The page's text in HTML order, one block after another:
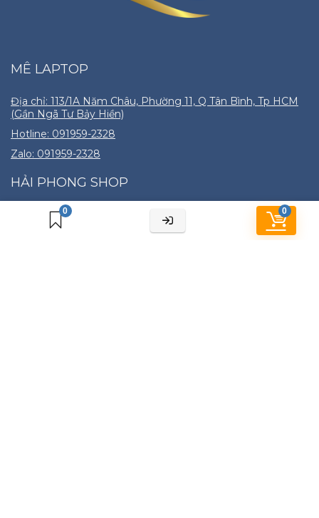
0 0
MÊ LAPTOP
Địa chỉ: 113/1A Năm Châu, Phường 11, Q Tân Bình, Tp HCM
(Gần Ngã Tư Bảy Hiền)
Hotline: 091959-2328
Zalo: 091959-2328
HẢI PHONG SHOP
Cửa hàng